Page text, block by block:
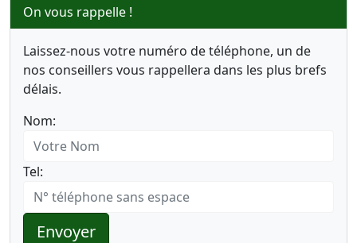
On vous rappelle !
Laissez-nous votre numéro de téléphone, un de
nos conseillers vous rappellera dans les plus brefs
délais.
Nom:
Tel:
Envoyer